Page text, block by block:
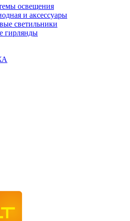
освещения
и аксессуары
светильники
гирлянды